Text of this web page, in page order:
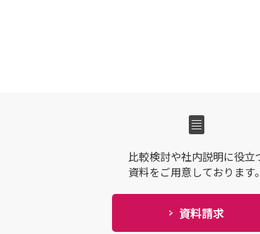
比較検討や社内説明に役立
資料をご用意しております。
資料請求